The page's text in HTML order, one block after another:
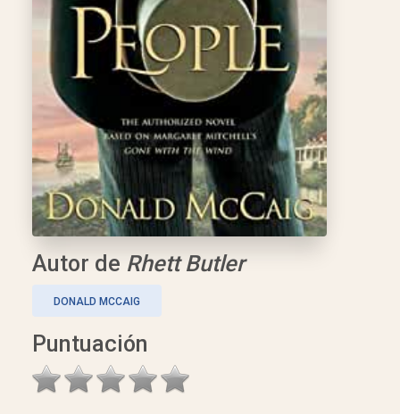
Autor de Rhett Butler
DONALD MCCAIG
Puntuación